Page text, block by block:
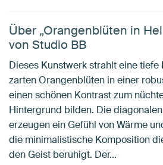
Über „Orangenblüten in
von Studio BB
Dieses Kunstwerk strahlt eine tiefe
zarten Orangenblüten in einer
einen schönen Kontrast zum
Hintergrund bilden. Die
erzeugen ein Gefühl von Wärme
die minimalistische Komposition
den Geist beruhigt. Der…